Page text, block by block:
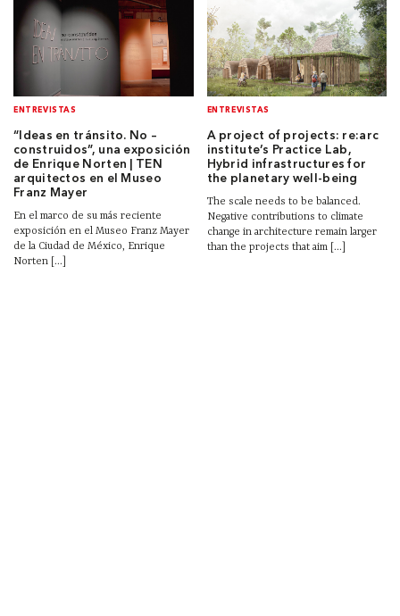
ENTREVISTAS
“Ideas en tránsito. No –
construidos”, una exposición
de Enrique Norten | TEN
arquitectos en el Museo
Franz Mayer
En el marco de su más reciente
exposición en el Museo Franz Mayer
de la Ciudad de México, Enrique
Norten [...]
ENTREVISTAS
A project of projects: re:arc
institute’s Practice Lab,
Hybrid infrastructures for
the planetary well-being
The scale needs to be balanced.
Negative contributions to climate
change in architecture remain larger
than the projects that aim [...]